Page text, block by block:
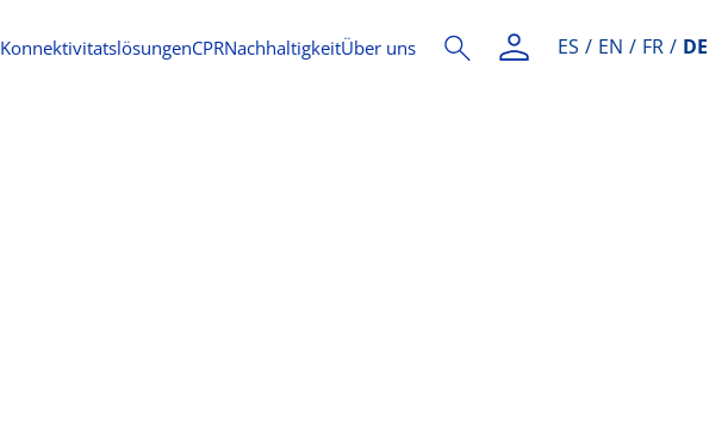
KonnektivitatslösungenCPRNachhaltigkeitÜber uns ES EN FR DE